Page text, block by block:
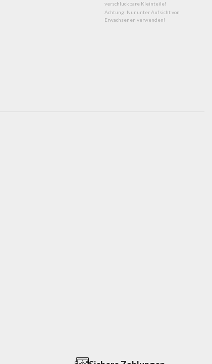
verschluckbare Kleinteile!
Achtung: Nur unter Aufsicht von
Erwachsenen verwenden!